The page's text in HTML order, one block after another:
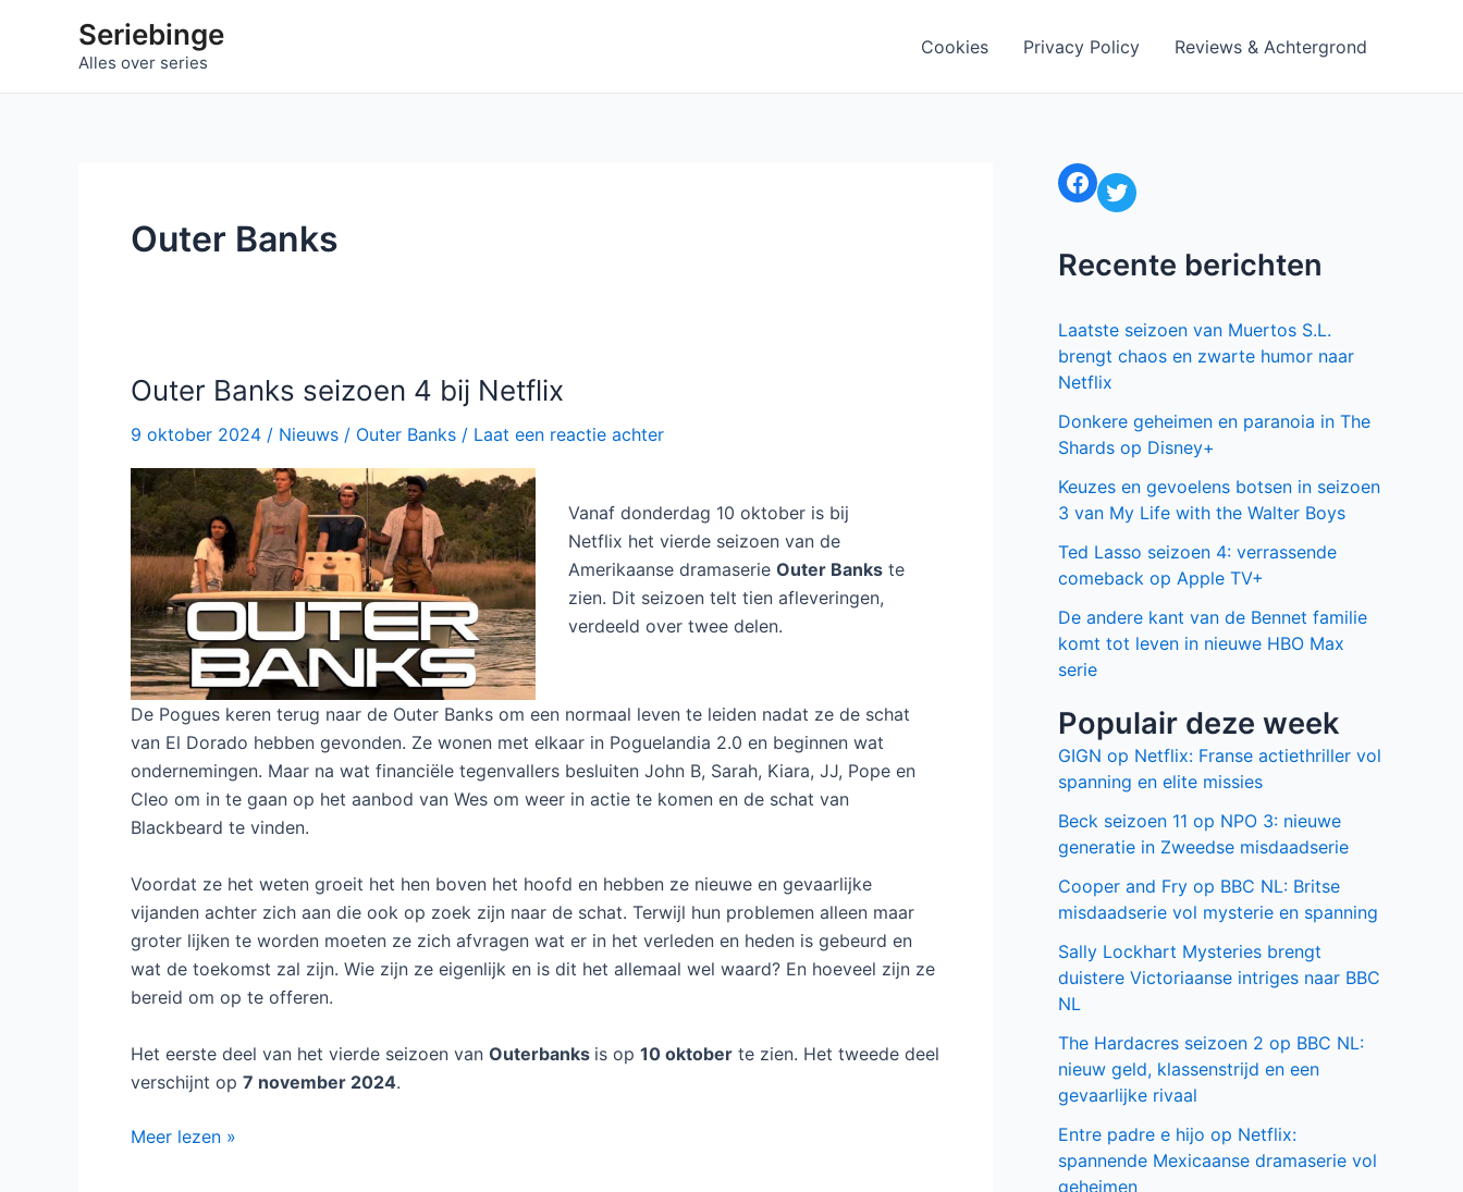
Seriebinge
Alles over series
Cookies Privacy Policy Reviews & Achtergrond
Outer Banks
Outer Banks seizoen 4 bij Netflix
9 oktober 2024 / Nieuws / Outer Banks / Laat een reactie achter
Vanaf donderdag 10 oktober is bij
Netflix het vierde seizoen van de
Amerikaanse dramaserie Outer Bankste
zien. Dit seizoen telt tien afleveringen,
verdeeld over twee delen.
De Pogues keren terug naar de Outer Banks om een normaal leven te leiden nadat ze de schat
van El Dorado hebben gevonden. Ze wonen met elkaar in Poguelandia 2.0 en beginnen wat
ondernemingen. Maar na wat financiële tegenvallers besluiten John B, Sarah, Kiara, JJ, Pope en
Cleo om in te gaan op het aanbod van Wes om weer in actie te komen en de schat van
Blackbeard te vinden.
Voordat ze het weten groeit het hen boven het hoofd en hebben ze nieuwe en gevaarlijke
vijanden achter zich aan die ook op zoek zijn naar de schat. Terwijl hun problemen alleen maar
groter lijken te worden moeten ze zich afvragen wat er in het verleden en heden is gebeurd en
wat de toekomst zal zijn. Wie zijn ze eigenlijk en is dit het allemaal wel waard? En hoeveel zijn ze
bereid om op te offeren.
Het eerste deel van het vierde seizoen van Outerbanks is op 10 oktober te zien. Het tweede deel
verschijnt op 7 november 2024.
Outer
Meer lezen »
Facebook Twitter
Recente berichten
Laatste seizoen van Muertos S.L.
brengt chaos en zwarte humor naar
Netflix
Donkere geheimen en paranoia in The
Shards op Disney+
Keuzes en gevoelens botsen in seizoen
3 van My Life with the Walter Boys
Ted Lasso seizoen 4: verrassende
comeback op Apple TV+
De andere kant van de Bennet familie
komt tot leven in nieuwe HBO Max
serie
Populair deze week
GIGN op Netflix: Franse actiethriller vol
spanning en elite missies
Beck seizoen 11 op NPO 3: nieuwe
generatie in Zweedse misdaadserie
Cooper and Fry op BBC NL: Britse
misdaadserie vol mysterie en spanning
Sally Lockhart Mysteries brengt
duistere Victoriaanse intriges naar BBC
NL
The Hardacres seizoen 2 op BBC NL:
nieuw geld, klassenstrijd en een
gevaarlijke rivaal
Entre padre e hijo op Netflix:
spannende Mexicaanse dramaserie vol
geheimen